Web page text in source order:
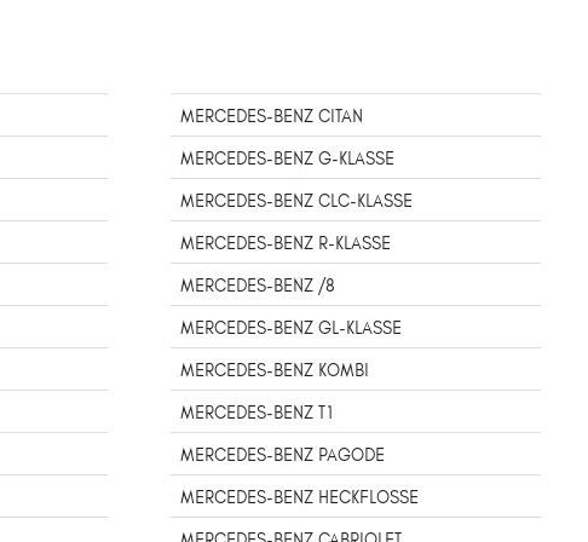
MERCEDES-BENZ CITAN
MERCEDES-BENZ G-KLASSE
MERCEDES-BENZ CLC-KLASSE
MERCEDES-BENZ R-KLASSE
MERCEDES-BENZ /8
MERCEDES-BENZ GL-KLASSE
MERCEDES-BENZ KOMBI
MERCEDES-BENZ T1
MERCEDES-BENZ PAGODE
MERCEDES-BENZ HECKFLOSSE